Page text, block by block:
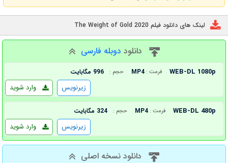
لینک های دانلود فیلم The Weight of Gold 2020
دانلود دوبله فارسی
WEB-DL 1080p فرمت : MP4 حجم : 996 مگابایت
وارد شوید زیرنویس
WEB-DL 480p فرمت : MP4 حجم : 324 مگابایت
وارد شوید زیرنویس
دانلود نسخه اصلی